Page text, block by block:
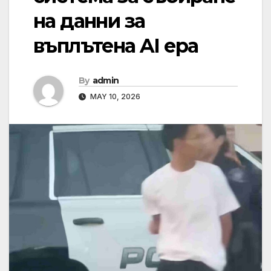
на данни за
въплътена AI ера
By admin
MAY 10, 2026